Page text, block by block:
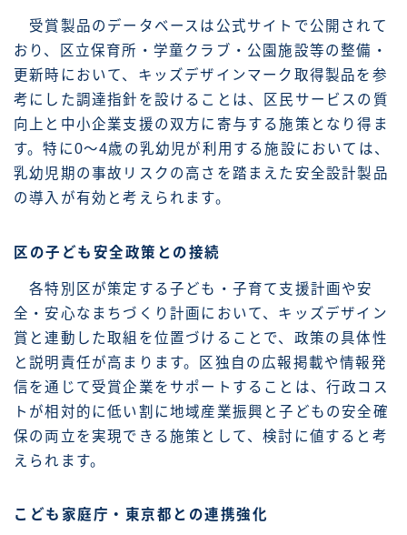
受賞製品のデータベースは公式サイトで公開されて
おり、区立保育所・学童クラブ・公園施設等の整備・
更新時において、キッズデザインマーク取得製品を参
考にした調達指針を設けることは、区民サービスの質
向上と中小企業支援の双方に寄与する施策となり得ま
す。特に0〜4歳の乳幼児が利用する施設においては、
乳幼児期の事故リスクの高さを踏まえた安全設計製品
の導入が有効と考えられます。
区の子ども安全政策との接続
各特別区が策定する子ども・子育て支援計画や安
全・安心なまちづくり計画において、キッズデザイン
賞と連動した取組を位置づけることで、政策の具体性
と説明責任が高まります。区独自の広報掲載や情報発
信を通じて受賞企業をサポートすることは、行政コス
トが相対的に低い割に地域産業振興と子どもの安全確
保の両立を実現できる施策として、検討に値すると考
えられます。
こども家庭庁・東京都との連携強化